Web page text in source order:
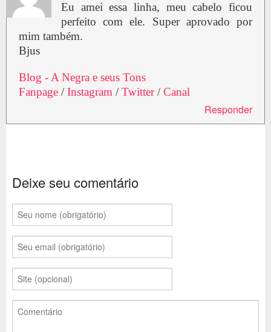
Eu amei essa linha, meu cabelo ficou
perfeito com ele. Super aprovado por
mim também.
Bjus
Blog - A Negra e seus Tons
Fanpage / Instagram / Twitter/ Canal
Responder
Deixe seu comentário